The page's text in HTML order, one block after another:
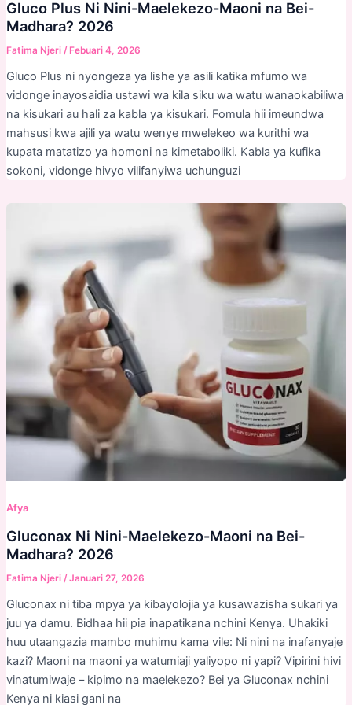
Gluco Plus Ni Nini-Maelekezo-Maoni na Bei-
Madhara? 2026
Fatima Njeri / Febuari 4, 2026
Gluco Plus ni nyongeza ya lishe ya asili katika mfumo wa
vidonge inayosaidia ustawi wa kila siku wa watu wanaokabiliwa
na kisukari au hali za kabla ya kisukari. Fomula hii imeundwa
mahsusi kwa ajili ya watu wenye mwelekeo wa kurithi wa
kupata matatizo ya homoni na kimetaboliki. Kabla ya kufika
sokoni, vidonge hivyo vilifanyiwa uchunguzi
Afya
Gluconax Ni Nini-Maelekezo-Maoni na Bei-
Madhara? 2026
Fatima Njeri /Januari 27, 2026
Gluconax ni tiba mpya ya kibayolojia ya kusawazisha sukari ya
juu ya damu. Bidhaa hii pia inapatikana nchini Kenya. Uhakiki
huu utaangazia mambo muhimu kama vile: Ni nini na inafanyaje
kazi? Maoni na maoni ya watumiaji yaliyopo ni yapi? Vipirini hivi
vinatumiwaje – kipimo na maelekezo? Bei ya Gluconax nchini
Kenya ni kiasi gani na